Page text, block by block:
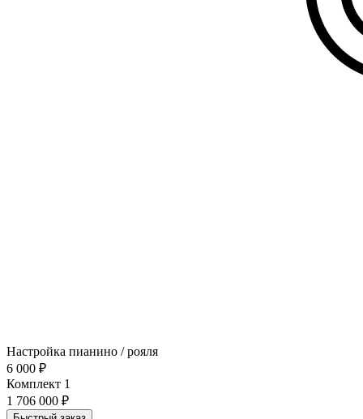
Настройка пианино / рояля
6 000 ₽
Комплект 1
1 706 000 ₽